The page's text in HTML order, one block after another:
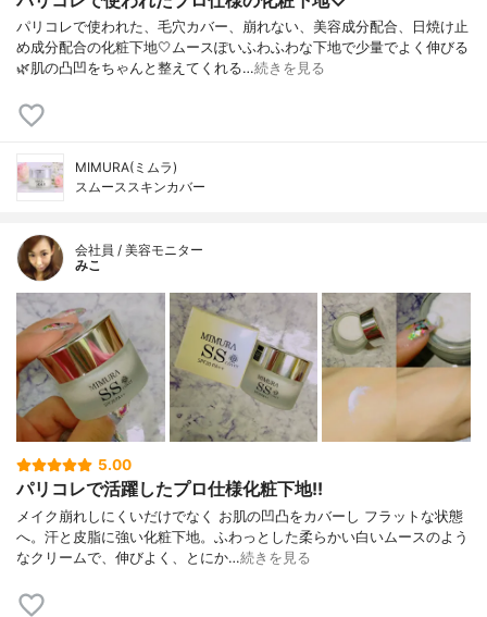
パリコレで使われた、毛穴カバー、崩れない、美容成分配合、日焼け止
め成分配合の化粧下地🤍ムースぽいふわふわな下地で少量でよく伸びる
🌿肌の凸凹をちゃんと整えてくれる…続きを見る
MIMURA(ミムラ)
スムーススキンカバー
会社員 / 美容モニター
みこ
5.00
パリコレで活躍したプロ仕様化粧下地!!
メイク崩れしにくいだけでなく お肌の凹凸をカバーし フラットな状態
へ。汗と皮脂に強い化粧下地。ふわっとした柔らかい白いムースのよう
なクリームで、伸びよく、とにか…続きを見る